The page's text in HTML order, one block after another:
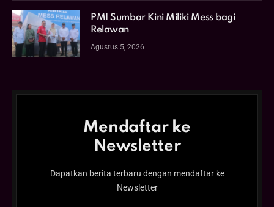
PMI Sumbar Kini Miliki Mess bagi
Relawan
Agustus 5, 2026
Mendaftar ke
Newsletter
Dapatkan berita terbaru dengan mendaftar ke
Newsletter